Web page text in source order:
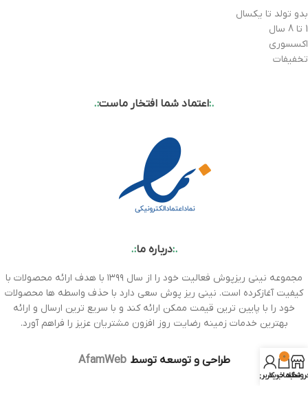
بدو تولد تا یکسال
1 تا 8 سال
اکسسوری
تخفیفات
.:اعتماد شما افتخار ماست:.
.:درباره ما:.
مجموعه نینی ریزپوش فعالیت خود را از سال ۱۳۹۹ با هدف ارائه محصولات با
کیفیت آغازکرده است. نینی ریز پوش سعی دارد با حذف واسطه ها محصولات
خود را با پایین ترین قیمت ممکن ارائه کند و با سریع ترین ارسال و ارائه
بهترین خدمات زمینه رضایت روز افزون مشتریان عزیز را فراهم آورد.
طراحی و توسعه توسطAfamWeb 0
سبد خرید
حساب کاربری من